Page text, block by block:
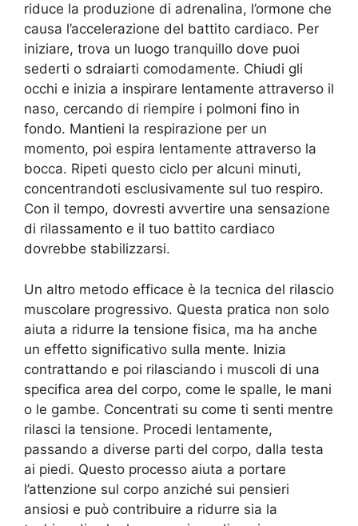
riduce la produzione di adrenalina, l’ormone che
causa l’accelerazione del battito cardiaco. Per
iniziare, trova un luogo tranquillo dove puoi
sederti o sdraiarti comodamente. Chiudi gli
occhi e inizia a inspirare lentamente attraverso il
naso, cercando di riempire i polmoni fino in
fondo. Mantieni la respirazione per un
momento, poi espira lentamente attraverso la
bocca. Ripeti questo ciclo per alcuni minuti,
concentrandoti esclusivamente sul tuo respiro.
Con il tempo, dovresti avvertire una sensazione
di rilassamento e il tuo battito cardiaco
dovrebbe stabilizzarsi.
Un altro metodo efficace è la tecnica del rilascio
muscolare progressivo. Questa pratica non solo
aiuta a ridurre la tensione fisica, ma ha anche
un effetto significativo sulla mente. Inizia
contrattando e poi rilasciando i muscoli di una
specifica area del corpo, come le spalle, le mani
o le gambe. Concentrati su come ti senti mentre
rilasci la tensione. Procedi lentamente,
passando a diverse parti del corpo, dalla testa
ai piedi. Questo processo aiuta a portare
l’attenzione sul corpo anziché sui pensieri
ansiosi e può contribuire a ridurre sia la